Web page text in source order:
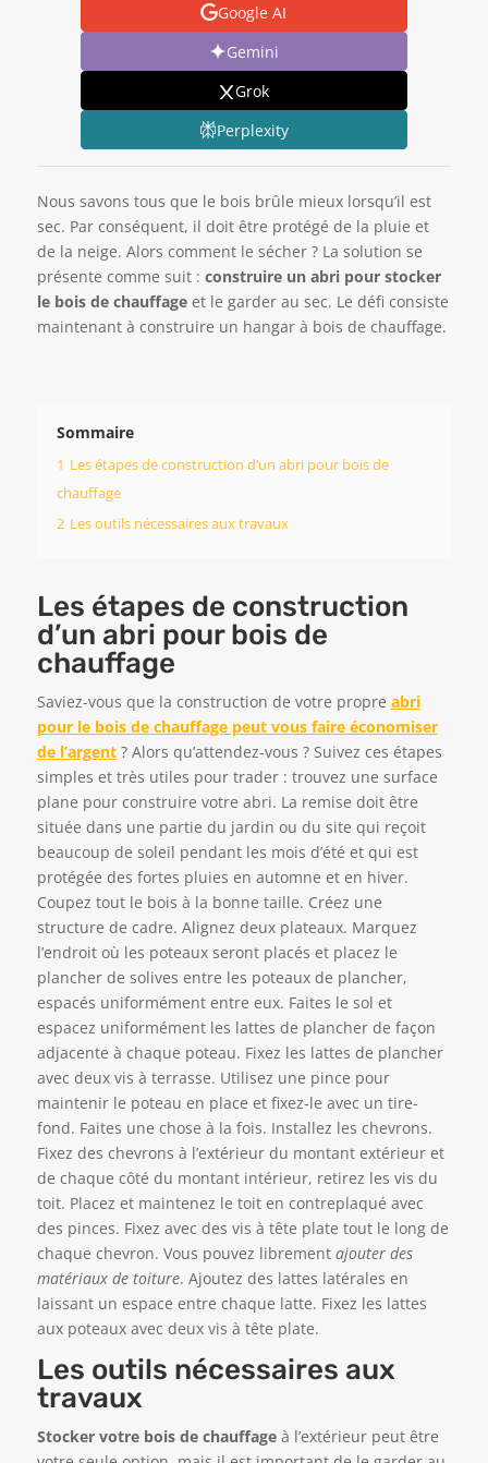
Google AI
Gemini
Grok
Perplexity
Nous savons tous que le bois brûle mieux lorsqu’il est
sec. Par conséquent, il doit être protégé de la pluie et
de la neige. Alors comment le sécher ? La solution se
présente comme suit : construire un abri pourstocker
le bois de chauffageet le garder au sec. Le défi consiste
maintenant à construire un hangar à bois de chauffage.
Sommaire
1 Les étapes de construction d’un abri pour bois de
chauffage
2 Les outils nécessaires aux travaux
Les étapes de construction
d’un abri pour bois de
chauffage
Saviez-vous que la construction de votre propre abri
pour le bois de chauffage peut vous faire économiser
de l’argent? Alors qu’attendez-vous ? Suivez ces étapes
simples et très utiles pour trader : trouvez une surface
plane pour construire votre abri. La remise doit être
située dans une partie du jardin ou du site qui reçoit
beaucoup de soleil pendant les mois d’été et qui est
protégée des fortes pluies en automne et en hiver.
Coupez tout le bois à la bonne taille. Créez une
structure de cadre. Alignez deux plateaux. Marquez
l’endroit où les poteaux seront placés et placez le
plancher de solives entre les poteaux de plancher,
espacés uniformément entre eux. Faites le sol et
espacez uniformément les lattes de plancher de façon
adjacente à chaque poteau. Fixez les lattes de plancher
avec deux vis à terrasse. Utilisez une pince pour
maintenir le poteau en place et fixez-le avec un tire-
fond. Faites une chose à la fois. Installez les chevrons.
Fixez des chevrons à l’extérieur du montant extérieur et
de chaque côté du montant intérieur, retirez les vis du
toit. Placez et maintenez le toit en contreplaqué avec
des pinces. Fixez avec des vis à tête plate tout le long de
chaque chevron. Vous pouvez librement ajouter des
matériaux de toiture. Ajoutez des lattes latérales en
laissant un espace entre chaque latte. Fixez les lattes
aux poteaux avec deux vis à tête plate.
Les outils nécessaires aux
travaux
Stocker votre bois de chauffage à l’extérieur peut être